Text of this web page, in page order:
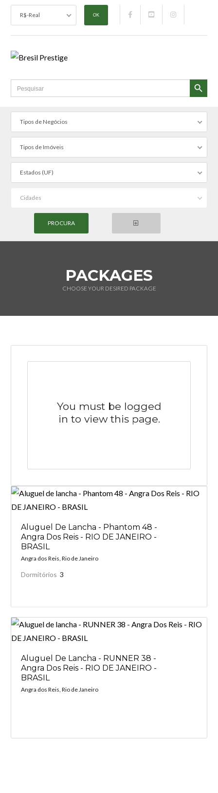
imóvel?
R$-Real
Search
for:
SEARCH BUTTON
Tipos de Negócios
Tipos de Imóveis
Estados (UF)
Cidades
PACKAGES
CHOOSE YOUR DESIRED PACKAGE
You must be logged
in to view this page.
Aluguel De Lancha - Phantom 48 -
Angra Dos Reis - RIO DE JANEIRO -
BRASIL
Angra dos Reis, Rio de Janeiro
Dormitórios 3
Aluguel De Lancha - RUNNER 38 -
Angra Dos Reis - RIO DE JANEIRO -
BRASIL
Angra dos Reis, Rio de Janeiro